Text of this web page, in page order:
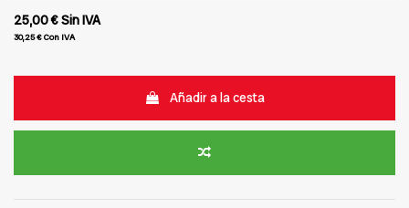
25,00 €Sin IVA
30,25 €Con IVA
Añadir a la cesta